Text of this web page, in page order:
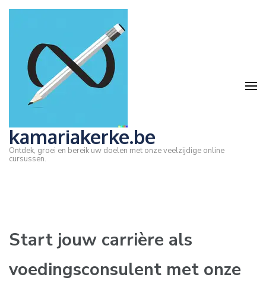
Ga
Enter)
kamariakerke.be
Ontdek, groei en bereik uw doelen met onze veelzijdige online
cursussen.
Start jouw carrière als
voedingsconsulent met onze